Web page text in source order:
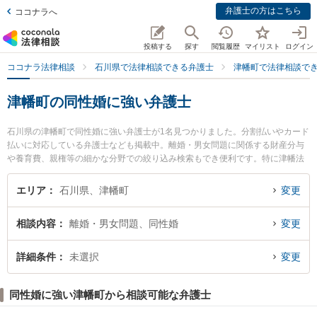
ココナラへ 弁護士の方はこちら
投稿する 探す 閲覧履歴 マイリスト ログイン
ココナラ法律相談 石川県で法律相談できる弁護士 津幡町で法律相談で
津幡町の同性婚に強い弁護士
石川県の津幡町で同性婚に強い弁護士が1名見つかりました。分割払いやカード
払いに対応している弁護士なども掲載中。離婚・男女問題に関係する財産分与
や養育費、親権等の細かな分野での絞り込み検索もでき便利です。特に津幡法
律事務所の横見 健太弁護士のプロフィール情報や弁護士費用、強みなどが注目
されています。『津幡町で土日や夜間に発生した同性婚のトラブルを今すぐに
予約したい』などでお困りの相談者さんにおすすめです。
エリア 石川県、津幡町 変更
相談内容 離婚・男女問題、同性婚 変更
詳細条件 未選択 変更
同性婚に強い津幡町から相談可能な弁護士